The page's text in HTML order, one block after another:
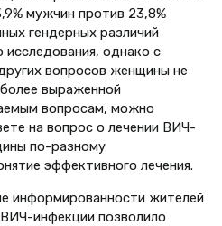
мужчин против 23,8%
гендерных различий
однако с
вопросов женщины не
выраженной
вопросам, можно
на вопрос о лечении ВИЧ-
по-разному
эффективного лечения.
информированности жителей
инфекции позволило